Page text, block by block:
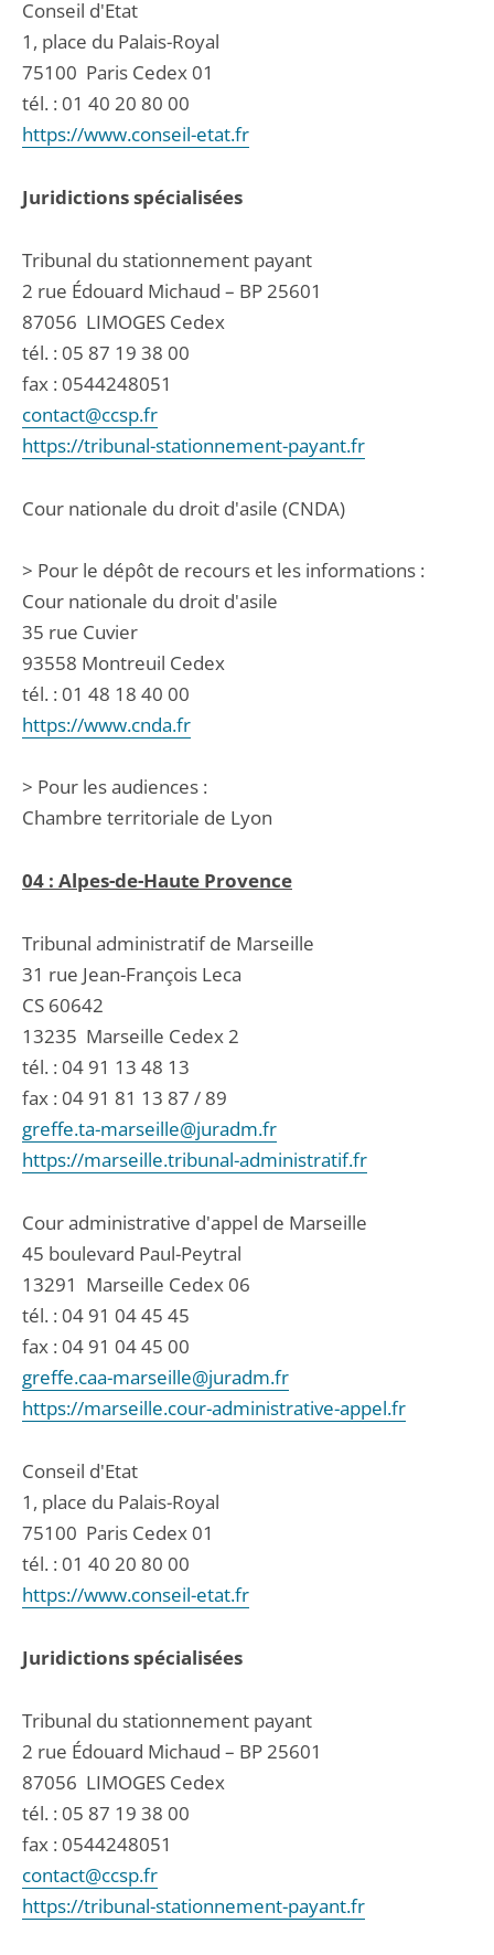
Conseil d'Etat
1, place du Palais-Royal
75100 Paris Cedex 01
tél. : 01 40 20 80 00
https://www.conseil-etat.fr
Juridictions spécialisées
Tribunal du stationnement payant
2 rue Édouard Michaud – BP 25601
87056 LIMOGES Cedex
tél. : 05 87 19 38 00
fax : 0544248051
contact@ccsp.fr
https://tribunal-stationnement-payant.fr
Cour nationale du droit d'asile (CNDA)
> Pour le dépôt de recours et les informations :
Cour nationale du droit d'asile
35 rue Cuvier
93558 Montreuil Cedex
tél. : 01 48 18 40 00
https://www.cnda.fr
> Pour les audiences :
Chambre territoriale de Lyon
04 : Alpes-de-Haute Provence
Tribunal administratif de Marseille
31 rue Jean-François Leca
CS 60642
13235 Marseille Cedex 2
tél. : 04 91 13 48 13
fax : 04 91 81 13 87 / 89
greffe.ta-marseille@juradm.fr
https://marseille.tribunal-administratif.fr
Cour administrative d'appel de Marseille
45 boulevard Paul-Peytral
13291 Marseille Cedex 06
tél. : 04 91 04 45 45
fax : 04 91 04 45 00
greffe.caa-marseille@juradm.fr
https://marseille.cour-administrative-appel.fr
Conseil d'Etat
1, place du Palais-Royal
75100 Paris Cedex 01
tél. : 01 40 20 80 00
https://www.conseil-etat.fr
Juridictions spécialisées
Tribunal du stationnement payant
2 rue Édouard Michaud – BP 25601
87056 LIMOGES Cedex
tél. : 05 87 19 38 00
fax : 0544248051
contact@ccsp.fr
https://tribunal-stationnement-payant.fr